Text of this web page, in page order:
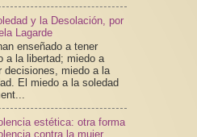
y la Desolación, por
Lagarde
enseñado a tener
a la libertad; miedo a
decisiones, miedo a la
El miedo a la soledad
estética: otra forma
contra la mujer